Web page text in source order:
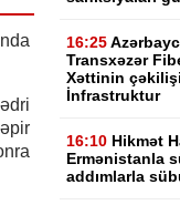
16:25
Transxəzər
Xəttinin
İnfrastruktur
16:10 Hikmət
Ermənistanla
addımlarla